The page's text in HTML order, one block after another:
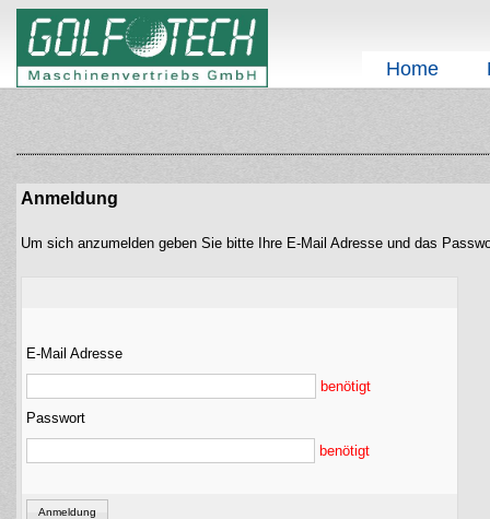
Home
Anmeldung
Um sich anzumelden geben Sie bitte Ihre E-Mail Adresse und das
E-Mail Adresse
benötigt
Passwort
benötigt
Anmeldung